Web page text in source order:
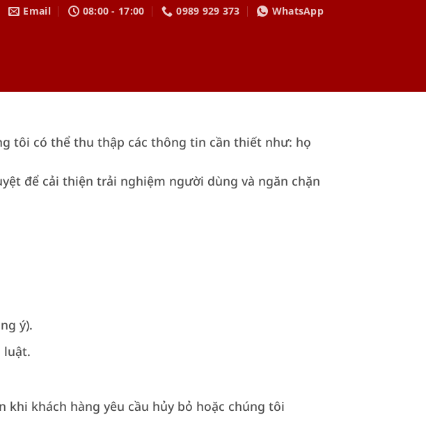
Email 08:00 - 17:00 0989 929 373 WhatsApp
tôi có thể thu thập các thông tin cần thiết như: họ
để cải thiện trải nghiệm người dùng và ngăn chặn
ý).
luật.
khách hàng yêu cầu hủy bỏ hoặc chúng tôi